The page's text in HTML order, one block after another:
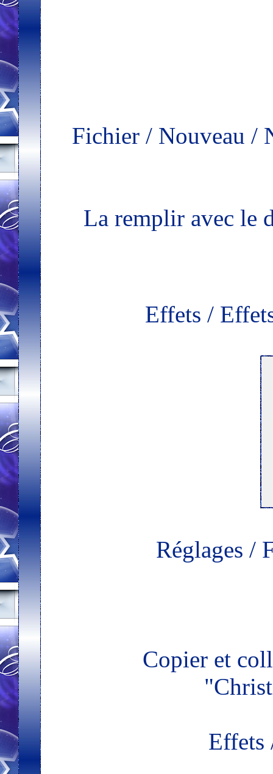
Fichier / Nouveau /
La remplir avec le
Effets /
Réglages /
Copier et
Effets